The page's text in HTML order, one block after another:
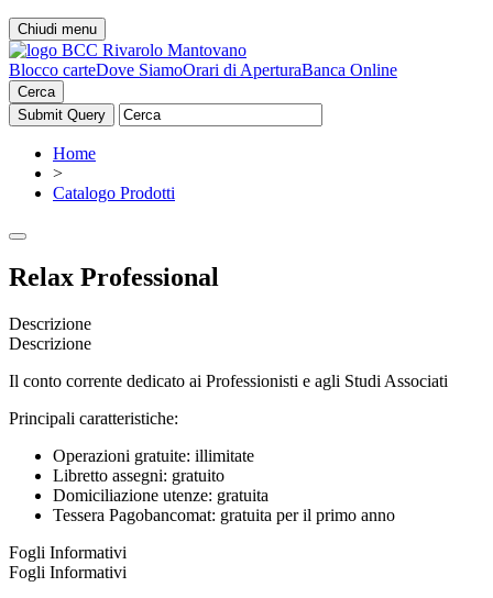
Chiudi menu
Blocco carteDove SiamoOrari di AperturaBanca Online
Cerca
Home
>
Catalogo Prodotti
Relax Professional
Descrizione
Descrizione
Il conto corrente dedicato ai Professionisti e agli Studi Associati
Principali caratteristiche:
Operazioni gratuite: illimitate
Libretto assegni: gratuito
Domiciliazione utenze: gratuita
Tessera Pagobancomat: gratuita per il primo anno
Fogli Informativi
Fogli Informativi